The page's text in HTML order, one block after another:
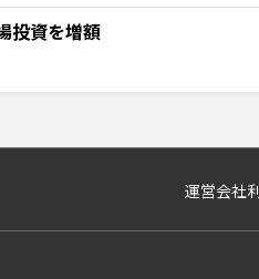
投資を増額
運営会社